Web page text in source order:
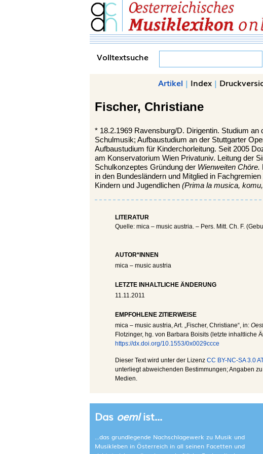
Volltextsuche
Artikel | Index |
Fischer, Christiane
* 18.2.1969 Ravensburg/D. Dirigentin. Studium an
Schulmusik; Aufbaustudium an der Stuttgarter
Aufbaustudium für Kinderchorleitung. Seit 2005
am Konservatorium Wien Privatuniv. Leitung der
Schulkonzeptes Gründung der Wienweiten Chöre.
in den Bundesländern und Mitglied in
Kindern und Jugendlichen (Prima la musica,
LITERATUR
Quelle: mica – music austria. – Pers. Mitt. Ch. F.
AUTOR*INNEN
mica – music austria
LETZTE INHALTLICHE ÄNDERUNG
11.11.2011
EMPFOHLENE ZITIERWEISE
mica – music austria, Art. „Fischer, Christiane“, in:
Flotzinger, hg. von Barbara Boisits (letzte inhaltliche
https://dx.doi.org/10.1553/0x0029ccce
Dieser Text wird unter der Lizenz CC BY-NC-SA 3.0
unterliegt abweichenden Bestimmungen; Angaben
Medien.
Das oemlist...
...das grundlegende Nachschlagewerk zu Musik und
Musikleben in Österreich in all seinen Facetten und